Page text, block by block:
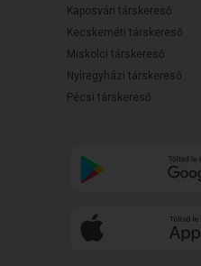
Kaposvári társkereső
Kecskeméti társkereső
Miskolci társkereső
Nyíregyházi társkereső
Pécsi társkereső